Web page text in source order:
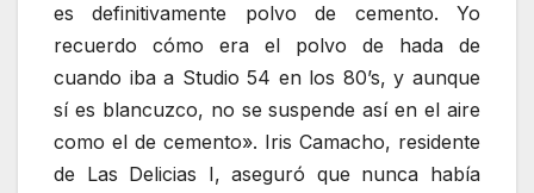
es definitivamente polvo de cemento. Yo
recuerdo cómo era el polvo de hada de
cuando iba a Studio 54 en los 80’s, y aunque
sí es blancuzco, no se suspende así en el aire
como el de cemento». Iris Camacho, residente
de Las Delicias I, aseguró que nunca había